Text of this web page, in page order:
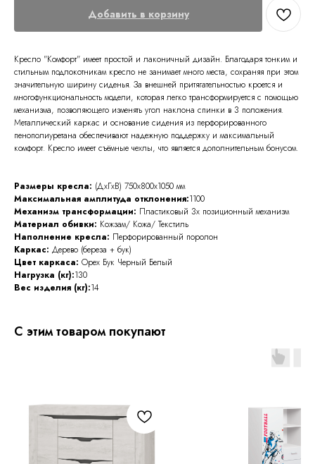
Добавить в корзину
Кресло "Комфорт" имеет простой и лаконичный дизайн. Благодаря тонким и
стильным подлокотникам кресло не занимает много места, сохраняя при этом
значительную ширину сиденья. За внешней притягательностью кроется и
многофункциональность модели, которая легко трансформируется с помощью
механизма, позволяющего изменять угол наклона спинки в 3 положения.
Металлический каркас и основание сидения из перфорированного
пенополиуретана обеспечивают надежную поддержку и максимальный
комфорт. Кресло имеет съёмные чехлы, что является дополнительным бонусом.
Размеры кресла: (ДхГхВ) 750x800x1050 мм
Максимальная амплитуда отклонения:1100
Механизм трансформации: Пластиковый 3х позиционный механизм
Материал обивки: Кожзам/ Кожа/ Текстиль
Наполнение кресла: Перфорированный поролон
Каркас: Дерево (береза + бук)
Цвет каркаса: Орех Бук Черный Белый
Нагрузка (кг):130
Вес изделия (кг):14
С этим товаром покупают